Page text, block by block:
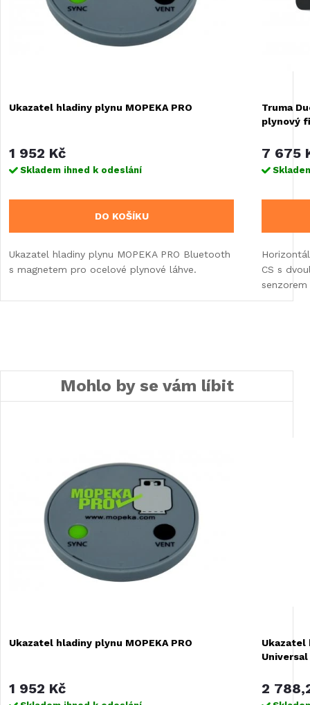
Ukazatel hladiny plynu MOPEKA PRO
1 952 Kč
Skladem ihned k odeslání
DO KOŠÍKU
Ukazatel hladiny plynu MOPEKA PRO Bluetooth
s magnetem pro ocelové plynové láhve.
Truma
plynový
7 675
CS s
Mohlo by se vám líbit
Ukazatel hladiny plynu MOPEKA PRO
1 952 Kč
Ukazatel
Universal
2